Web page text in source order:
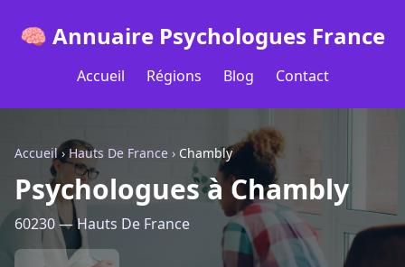
🧠 Annuaire Psychologues France
Accueil Régions Blog Contact
Accueil› Hauts De France › Chambly
Psychologues à Chambly
60230 — Hauts De France